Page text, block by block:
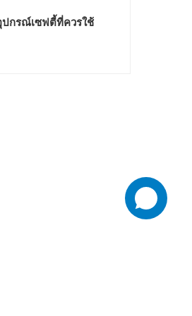
ปกรณ์เซฟตี้ที่ควรใช้